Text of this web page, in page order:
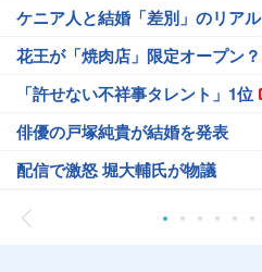
ケニア人と結婚「差別」のリアル
花王が「焼肉店」限定オープン？
「許せない不祥事タレント」1位
俳優の戸塚純貴が結婚を発表
配信で激怒 堀大輔氏が物議